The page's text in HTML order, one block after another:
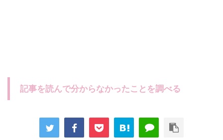
記事を読んで分からなかったことを調べる